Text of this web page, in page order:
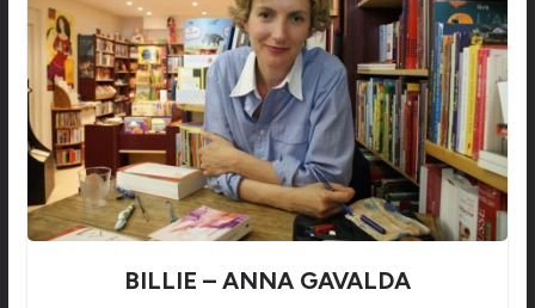
BILLIE – ANNA GAVALDA